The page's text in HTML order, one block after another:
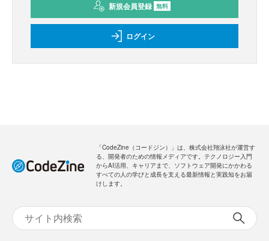
新規会員登録 無料
ログイン
「CodeZine（コードジン）」は、株式会社翔泳社が運営す
る、開発者のための情報メディアです。テクノロジー入門
からAI活用、キャリアまで、ソフトウェア開発にかかわる
すべての人の学びと成長を支える最新情報と実践知をお届
けします。